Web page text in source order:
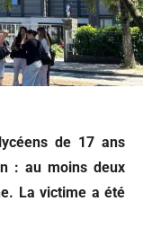
de 17 ans
: au moins deux
La victime a été